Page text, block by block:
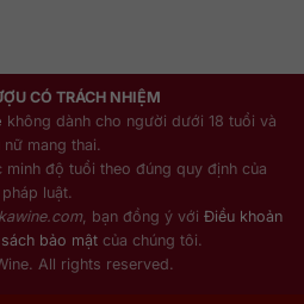
CÓ TRÁCH NHIỆM
không dành cho người dưới 18 tuổi và
nữ mang thai.
minh độ tuổi theo đúng quy định của
pháp luật.
, bạn đồng ý với Điều khoản
bảo mậtcủa chúng tôi.
All rights reserved.